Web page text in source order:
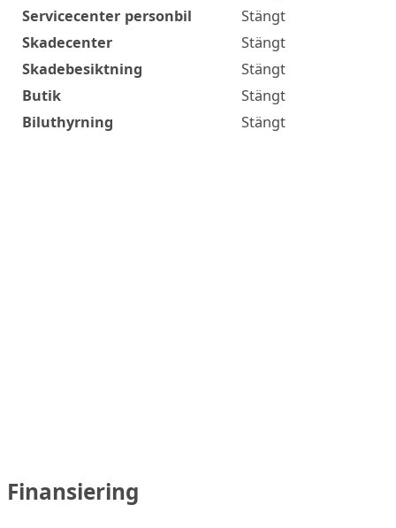
Servicecenter personbil
Stängt
Skadecenter
Stängt
Skadebesiktning
Stängt
Butik
Stängt
Biluthyrning
Stängt
Finansiering